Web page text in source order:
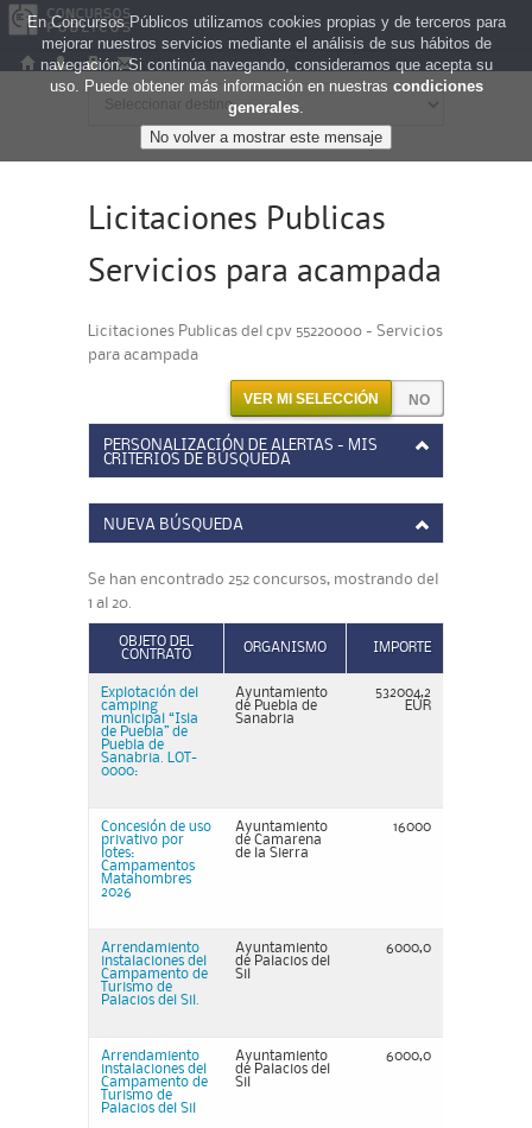
Licitaciones Publicas
Servicios para acampada
Licitaciones Publicas del cpv 55220000 - Servicios
para acampada
VER MI SELECCIÓN
PERSONALIZACIÓN DE ALERTAS - MIS
CRITERIOS DE BÚSQUEDA
NUEVA BÚSQUEDA
Se han encontrado 252 concursos, mostrando del
1 al 20.
OBJETO DEL
CONTRATO
ORGANISMO IMPORTE
Explotación del
camping
municipal “Isla
de Puebla” de
Puebla de
Sanabria. LOT-
0000:
Ayuntamiento
de Puebla de
Sanabria
532004,2
EUR
Concesión de uso
privativo por
lotes:
Campamentos
Matahombres
2026
Ayuntamiento
de Camarena
de la Sierra
16000
Arrendamiento
instalaciones del
Campamento de
Turismo de
Palacios del Sil.
Ayuntamiento
de Palacios del
Sil
6000,0
Arrendamiento
instalaciones del
Campamento de
Turismo de
Palacios del Sil
Ayuntamiento
de Palacios del
Sil
6000,0
En Concursos Públicos utilizamos cookies propias y de terceros para
mejorar nuestros servicios mediante el análisis de sus hábitos de
navegación. Si continúa navegando, consideramos que acepta su
uso. Puede obtener más información en nuestras condiciones
generales.